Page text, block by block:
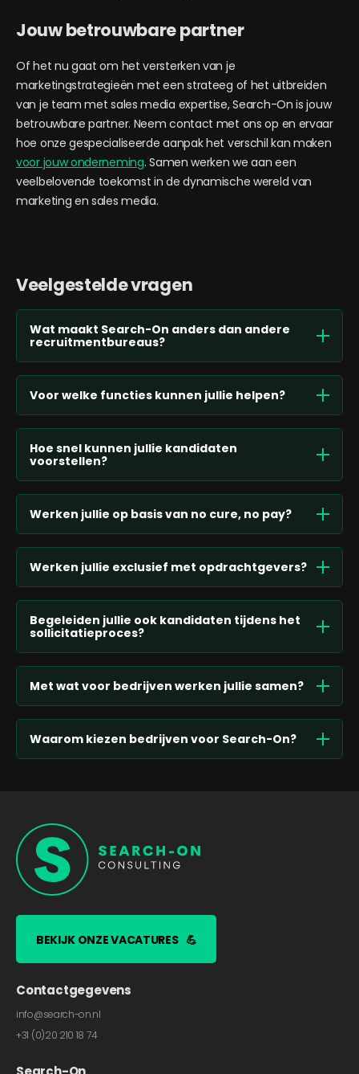
Jouw betrouwbare partner
Of het nu gaat om het versterken van je
marketingstrategieën met een strateeg of het uitbreiden
van je team met sales media expertise, Search-On is jouw
betrouwbare partner. Neem contact met ons op en ervaar
hoe onze gespecialiseerde aanpak het verschil kan maken
voor jouw onderneming. Samen werken we aan een
veelbelovende toekomst in de dynamische wereld van
marketing en sales media.
Veelgestelde vragen
Wat maakt Search-On anders dan andere
recruitmentbureaus?
Voor welke functies kunnen jullie helpen?
Hoe snel kunnen jullie kandidaten
voorstellen?
Werken jullie op basis van no cure, no pay?
Werken jullie exclusief met opdrachtgevers?
Begeleiden jullie ook kandidaten tijdens het
sollicitatieproces?
Met wat voor bedrijven werken jullie samen?
Waarom kiezen bedrijven voor Search-On?
BEKIJK ONZE VACATURES 💪
Contactgegevens
info@search-on.nl
+31 (0)20 210 18 74